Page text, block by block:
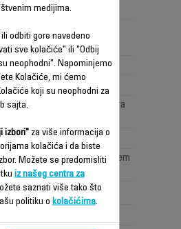
XL (0,6-0,9 L)
Standard
Baza koja se montira
Double opening system
medijima.
odbiti gore navedeno
sve kolačiće" ili "Odbij
neophodni". Napominjemo
Kolačiće, mi ćemo
koji su neophodni za
sajta.
izbori"za više informacija o
kolačića i da biste
Možete se predomisliti
iz našeg centra za
saznati više tako što
politiku o kolačićima.